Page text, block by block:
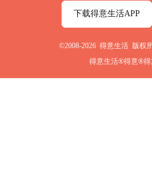
下载得意生活APP
©2008-2026 得意生活 版权
得意生活®得意®